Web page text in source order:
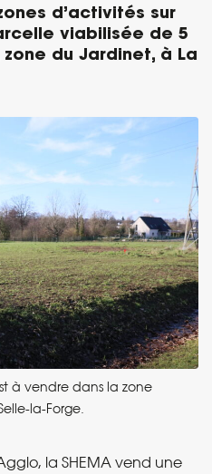
d’activités sur
viabilisée de 5
du Jardinet, à La
à vendre dans la zone
la-Forge.
la SHEMA vend une